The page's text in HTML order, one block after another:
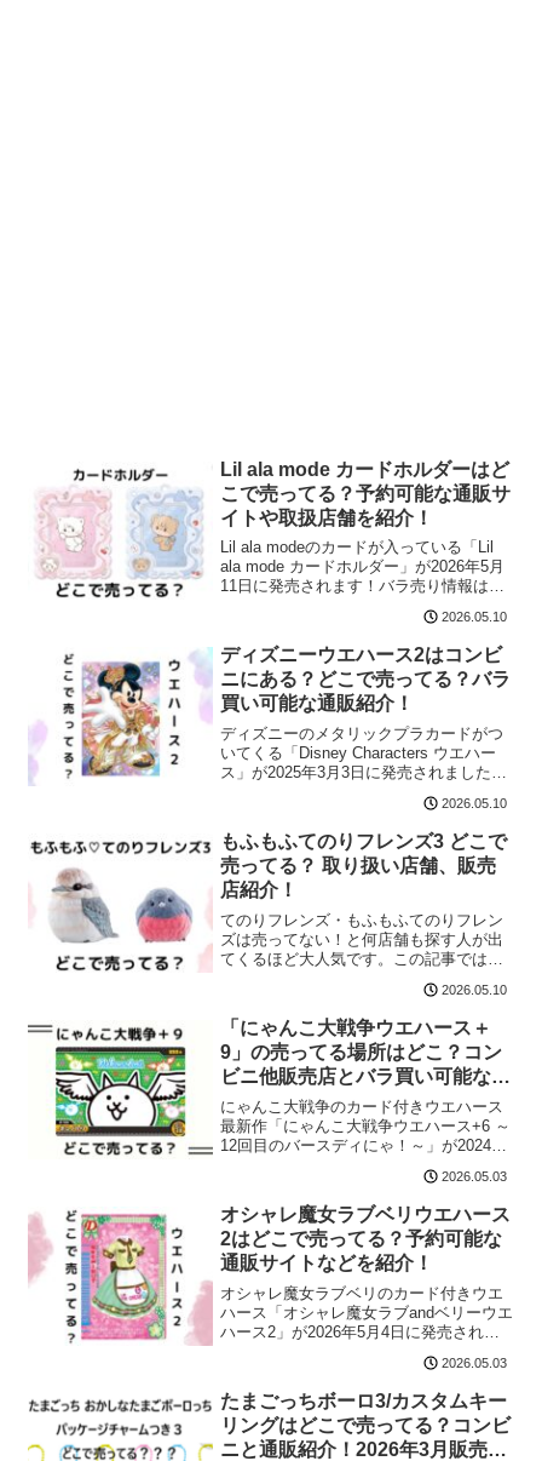
Lil ala mode カードホルダーはど
こで売ってる？予約可能な通販サ
イトや取扱店舗を紹介！
Lil ala modeのカードが入っている「Lil
ala mode カードホルダー」が2026年5月
11日に発売されます！バラ売り情報はこ
ちら！こういった商品です↓商品名Lil ala
mode カードホルダー値段￥390（税込
￥429...
2026.05.10
ディズニーウエハース2はコンビ
ニにある？どこで売ってる？バラ
買い可能な通販紹介！
ディズニーのメタリックプラカードがつ
いてくる「Disney Characters ウエハー
ス」が2025年3月3日に発売されました！
ックしておきたいですね。この記事で
は、ディズニーウエハースの売ってる場
所をまとめました！
2026.05.10
もふもふてのりフレンズ3 どこで
売ってる？ 取り扱い店舗、販売
店紹介！
てのりフレンズ・もふもふてのりフレン
ズは売ってない！と何店舗も探す人が出
てくるほど大人気です。この記事では、
ズがどこで売ってるのか取り扱い店舗
2024年最新情報をまとめました！
2026.05.10
「にゃんこ大戦争ウエハース＋
9」の売ってる場所はどこ？コン
ビニ他販売店とバラ買い可能な通
販紹介！
にゃんこ大戦争のカード付きウエハース
最新作「にゃんこ大戦争ウエハース+6 ～
12回目のバースディにゃ！～」が2024年
切れる前に売ってる場所をチェックして
おきたいですね。この記事では、にゃん
こ大戦争ウエハースの売ってる場所をま
とめました！
2026.05.03
オシャレ魔女ラブベリウエハース
2はどこで売ってる？予約可能な
通販サイトなどを紹介！
オシャレ魔女ラブベリのカード付きウエ
ハース「オシャレ魔女ラブandベリーウエ
ハース2」が2026年5月4日に発売されま
リは着せ替えやダンスが楽しめて人気で
すよね。特に好きなアイテムやファッシ
ョンのカード収...
2026.05.03
たまごっちボーロ3/カスタムキー
リングはどこで売ってる？コンビ
ニと通販紹介！2026年3月販売情